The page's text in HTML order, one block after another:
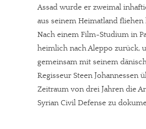
Assad wurde er zweimal
aus seinem Heimatland fliehen
Nach einem Film-Studium in
heimlich nach Aleppo zurück,
gemeinsam mit seinem
Regisseur Steen Johannessen
Zeitraum von drei Jahren die
Syrian Civil Defense zu